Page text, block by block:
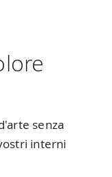
senza
interni